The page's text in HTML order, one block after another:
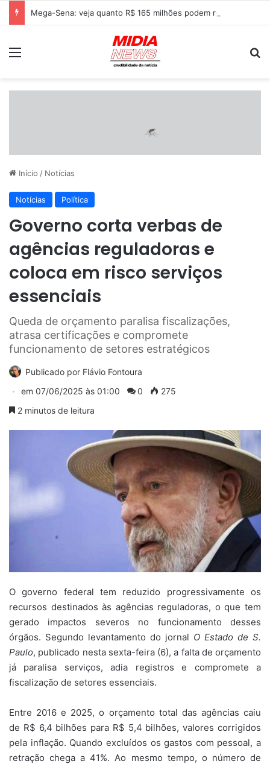
Início / Notícias
Notícias Política
Governo corta verbas de
agências reguladoras e
coloca em risco serviços
essenciais
Queda de orçamento paralisa fiscalizações,
atrasa certificações e compromete
funcionamento de setores estratégicos
Publicado por Flávio Fontoura
em 07/06/2025 às 01:00 0
275
2 minutos de leitura
O governo federal tem reduzido progressivamente os
recursos destinados às agências reguladoras, o que tem
gerado impactos severos no funcionamento desses
órgãos. Segundo levantamento do jornal O Estado de S.
Paulo, publicado nesta sexta-feira (6), a falta de orçamento
já paralisa serviços, adia registros e compromete a
fiscalização de setores essenciais.
Entre 2016 e 2025, o orçamento total das agências caiu
de R$ 6,4 bilhões para R$ 5,4 bilhões, valores corrigidos
pela inflação. Quando excluídos os gastos com pessoal, a
retração chega a 41%. Ao mesmo tempo, o número de